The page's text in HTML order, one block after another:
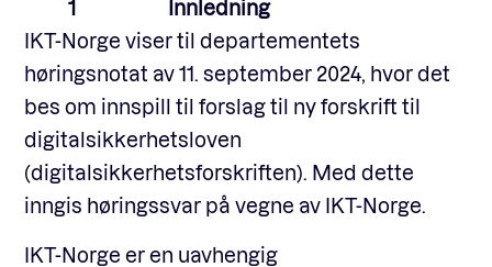
1 Innledning
IKT-Norge viser til departementets
høringsnotat av 11. september 2024, hvor det
bes om innspill til forslag til ny forskrift til
digitalsikkerhetsloven
(digitalsikkerhetsforskriften). Med dette
inngis høringssvar på vegne av IKT-Norge.
IKT-Norge er en uavhengig